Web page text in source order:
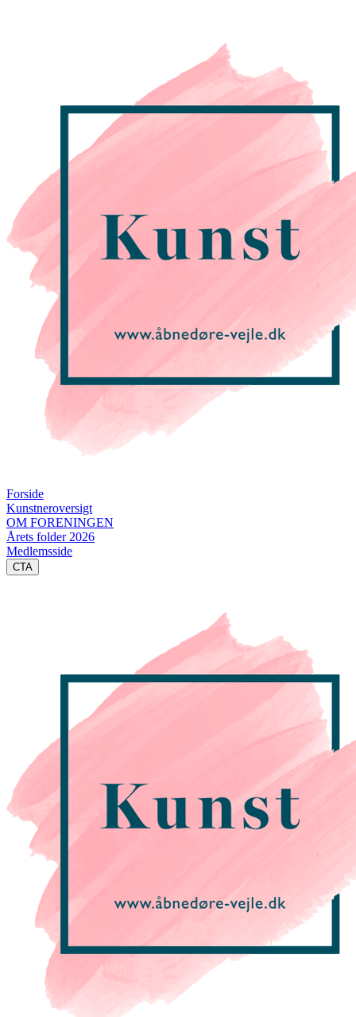
Forside
Kunstneroversigt
OM FORENINGEN
Årets folder 2026
Medlemsside
CTA